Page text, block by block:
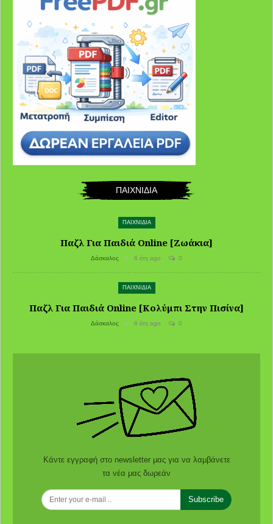
ΠΑΙΧΝΙΔΙΑ
ΠΑΙΧΝΙΔΙΑ
Παζλ Για Παιδιά Online [Ζωάκια]
Δάσκαλος 6 έτη ago 0
ΠΑΙΧΝΙΔΙΑ
Παζλ Για Παιδιά Online [Κολύμπι Στην Πισίνα]
Δάσκαλος 6 έτη ago 0
Κάντε εγγραφή στο newsletter μας για να λαμβάνετε
τα νέα μας δωρεάν
Subscribe